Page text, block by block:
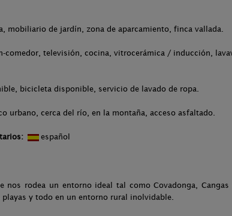
mobiliario de jardín, zona de aparcamiento, finca vallada.
comedor, televisión, cocina, vitrocerámica / inducción,
bicicleta disponible, servicio de lavado de ropa.
urbano, cerca del río, en la montaña, acceso asfaltado.
español
nos rodea un entorno ideal tal como Covadonga, Cangas
playas y todo en un entorno rural inolvidable.